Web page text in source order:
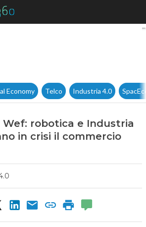
L’allarme del Wef: robotica
Economy Telco Industria 4.0
Wef: robotica e Industria
in crisi il commercio